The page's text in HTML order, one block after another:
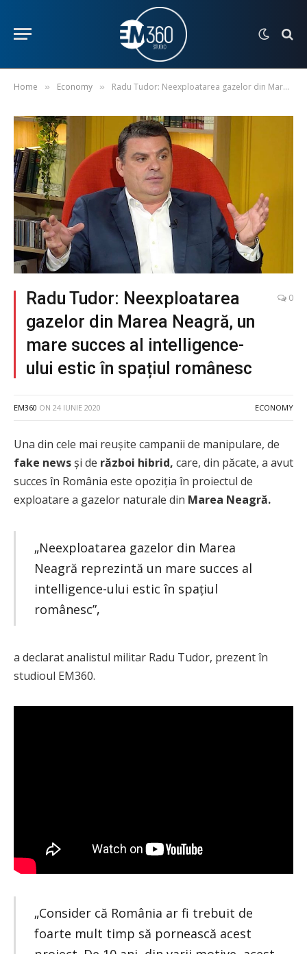
Home » Economy » Radu Tudor: Neexploatarea gazelor din Marea Neagră, un mare succes al intelligence-ului estic în spațiul românesc
Radu Tudor: Neexploatarea
gazelor din Marea Neagră, un
mare succes al intelligence-
ului estic în spațiul românesc
0
EM360 ON 24 IUNIE 2020 ECONOMY
Una din cele mai reușite campanii de manipulare, de
fake newsși de război hibrid, care, din păcate, a avut
succes în România este opoziția în proiectul de
exploatare a gazelor naturale din Marea Neagră.
„Neexploatarea gazelor din Marea
Neagră reprezintă un mare succes al
intelligence-ului estic în spațiul
românesc”,
a declarat analistul militar Radu Tudor, prezent în
studioul EM360.
„Consider că România ar fi trebuit de
foarte mult timp să pornească acest